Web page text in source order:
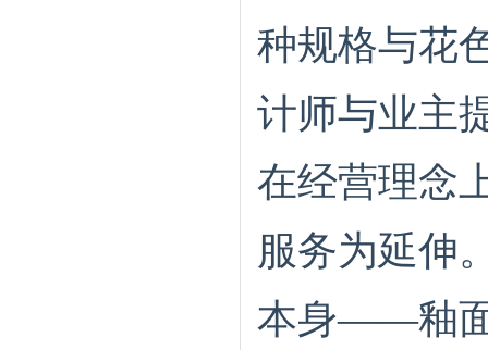
种规格与花
计师与业主
在经营理念
服务为延伸
本身——釉面